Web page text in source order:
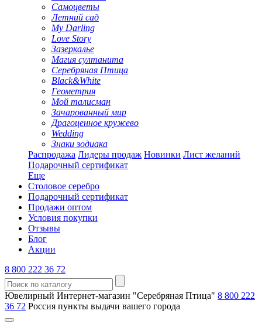
Самоцветы
Летний сад
My Darling
Love Story
Зазеркалье
Магия султанита
Серебряная Птица
Black&White
Геометрия
Мой талисман
Зачарованный мир
Драгоценное кружево
Wedding
Знаки зодиака
Распродажа Лидеры продаж Новинки Лист желаний
Подарочный сертификат
Еще
Столовое серебро
Подарочный сертификат
Продажи оптом
Условия покупки
Отзывы
Блог
Акции
8 800 222 36 72
Ювелирный Интернет-магазин "Серебряная Птица" 8 800 222
36 72 Россия пункты выдачи вашего города